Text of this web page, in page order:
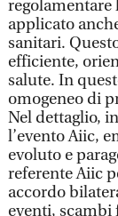
regolamentare
applicato
sanitari.
efficiente,
salute. In
omogeneo di
Nel dettaglio,
l’evento Aiic,
evoluto e
referente Aiic
accordo
eventi, scambi